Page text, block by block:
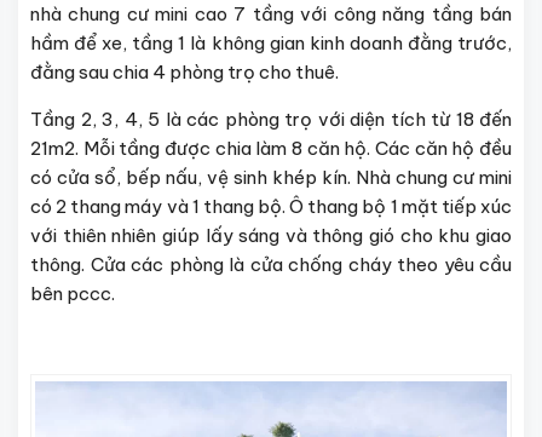
nhà chung cư mini cao 7 tầng với công năng tầng bán
hầm để xe, tầng 1 là không gian kinh doanh đằng trước,
đằng sau chia 4 phòng trọ cho thuê.
Tầng 2, 3, 4, 5 là các phòng trọ với diện tích từ 18 đến
21m2. Mỗi tầng được chia làm 8 căn hộ. Các căn hộ đều
có cửa sổ, bếp nấu, vệ sinh khép kín. Nhà chung cư mini
có 2 thang máy và 1 thang bộ. Ô thang bộ 1 mặt tiếp xúc
với thiên nhiên giúp lấy sáng và thông gió cho khu giao
thông. Cửa các phòng là cửa chống cháy theo yêu cầu
bên pccc.